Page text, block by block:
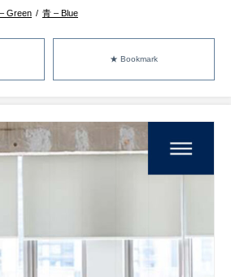
Green / 青 – Blue
★ Bookmark